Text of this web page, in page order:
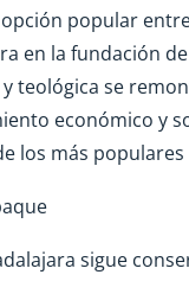
popular
en la fundación
teológica se
económico y
los más
sigue